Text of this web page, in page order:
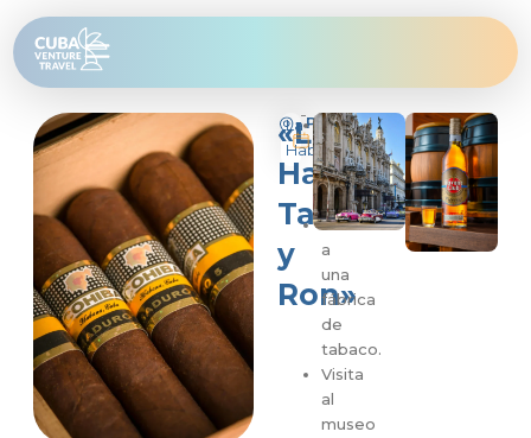
al
contenido
«La
Habana,
Tabaco
y
Ron»
La
Habana
4
horas
Program
Recogida
en
el
hotel.
Visita
a
una
fábrica
de
tabaco.
Visita
al
museo